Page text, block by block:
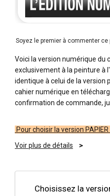
Soyez le premier à commenter ce
Voici la version numérique du
exclusivement à la peinture à
identique à celui de la version
cahier numérique en
confirmation de commande,
Pour choisir la version
Voir plus de détails
Choisissez la